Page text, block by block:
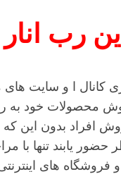
رب انار
کانال ا و سایت
محصولات خود به
افراد بدون این که
یابند تنها با
فروشگاه های